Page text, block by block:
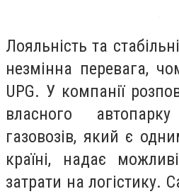
Лояльність та
незмінна перевага,
UPG. У компанії
власного
газовозів, який є
країні, надає
затрати на логістику.